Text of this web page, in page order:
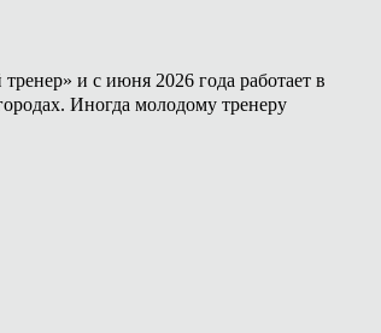
и с июня 2026 года работает в
Иногда молодому тренеру